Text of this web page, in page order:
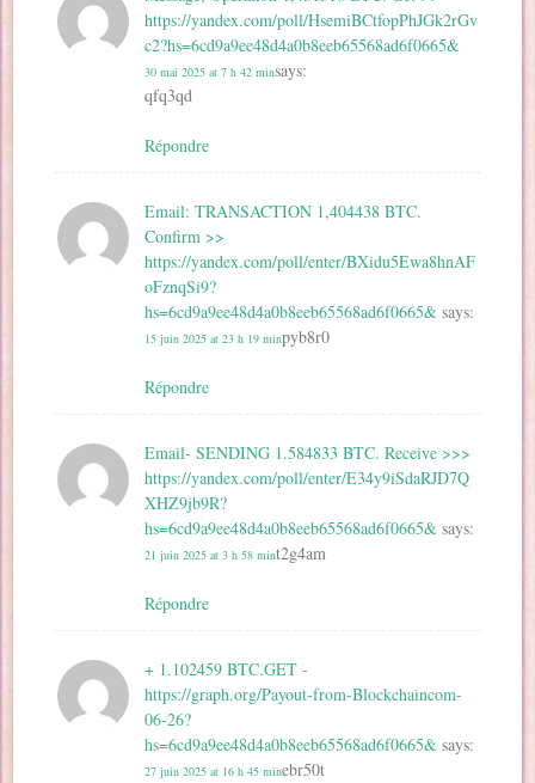
https://yandex.com/poll/HsemiBCtfopPhJGk2rGv
c2?hs=6cd9a9ee48d4a0b8eeb65568ad6f0665&
says:
30 mai 2025 at 7 h 42 min
qfq3qd
Répondre
Email: TRANSACTION 1,404438 BTC.
Confirm >>
https://yandex.com/poll/enter/BXidu5Ewa8hnAF
oFznqSi9?
hs=6cd9a9ee48d4a0b8eeb65568ad6f0665& says:
15 juin 2025 at 23 h 19 minpyb8r0
Répondre
Email- SENDING 1.584833 BTC. Receive >>>
https://yandex.com/poll/enter/E34y9iSdaRJD7Q
XHZ9jb9R?
hs=6cd9a9ee48d4a0b8eeb65568ad6f0665& says:
21 juin 2025 at 3 h 58 mint2g4am
Répondre
+ 1.102459 BTC.GET -
https://graph.org/Payout-from-Blockchaincom-
06-26?
hs=6cd9a9ee48d4a0b8eeb65568ad6f0665& says:
27 juin 2025 at 16 h 45 minebr50t